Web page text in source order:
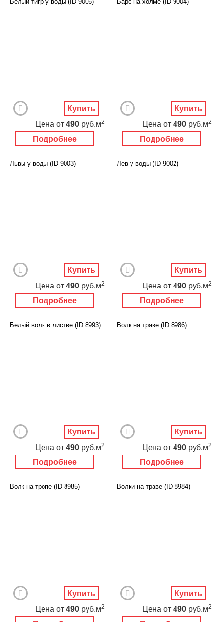
Белый тигр у воды (ID 9006)
Подробнее
Цена от 490 руб.м2
Купить
Барс на холме (ID 9004)
Подробнее
Цена от 490 руб.м2
Купить
Львы у воды (ID 9003)
Подробнее
Цена от 490 руб.м2
Купить
Лев у воды (ID 9002)
Подробнее
Цена от 490 руб.м2
Купить
Белый волк в листве (ID 8993)
Подробнее
Цена от 490 руб.м2
Купить
Волк на траве (ID 8986)
Подробнее
Цена от 490 руб.м2
Купить
Волк на тропе (ID 8985)
Цена от 490 руб.м2
Купить
Волки на траве (ID 8984)
Цена от 490 руб.м2
Купить